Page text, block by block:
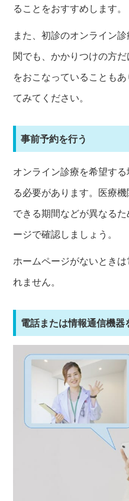
ることをおすすめします。
また、初診のオンライン
関でも、かかりつけの方
をおこなっていることも
てみてください。
事前予約を行う
オンライン診療を希望す
る必要があります。医療
できる期間などが異なる
ージで確認しましょう。
ホームページがないとき
れません。
電話または情報通信機